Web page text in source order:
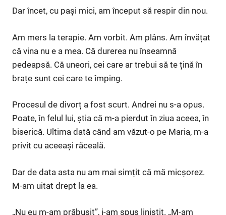
Dar încet, cu pași mici, am început să respir din nou.
Am mers la terapie. Am vorbit. Am plâns. Am învățat
că vina nu e a mea. Că durerea nu înseamnă
pedeapsă. Că uneori, cei care ar trebui să te țină în
brațe sunt cei care te împing.
Procesul de divorț a fost scurt. Andrei nu s-a opus.
Poate, în felul lui, știa că m-a pierdut în ziua aceea, în
biserică. Ultima dată când am văzut-o pe Maria, m-a
privit cu aceeași răceală.
Dar de data asta nu am mai simțit că mă micșorez.
M-am uitat drept la ea.
„Nu eu m-am prăbușit”, i-am spus liniștit. „M-am